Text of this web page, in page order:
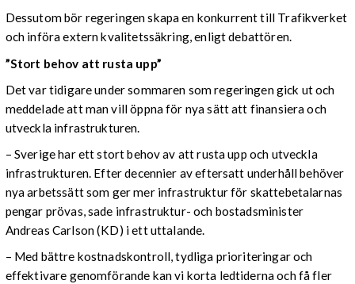
Dessutom bör regeringen skapa en konkurrent till Trafikverket
och införa extern kvalitetssäkring, enligt debattören.
”Stort behov att rusta upp”
Det var tidigare under sommaren som regeringen gick ut och
meddelade att man vill öppna för nya sätt att finansiera och
utveckla infrastrukturen.
– Sverige har ett stort behov av att rusta upp och utveckla
infrastrukturen. Efter decennier av eftersatt underhåll behöver
nya arbetssätt som ger mer infrastruktur för skattebetalarnas
pengar prövas, sade infrastruktur- och bostadsminister
Andreas Carlson (KD) i ett uttalande.
– Med bättre kostnadskontroll, tydliga prioriteringar och
effektivare genomförande kan vi korta ledtiderna och få fler